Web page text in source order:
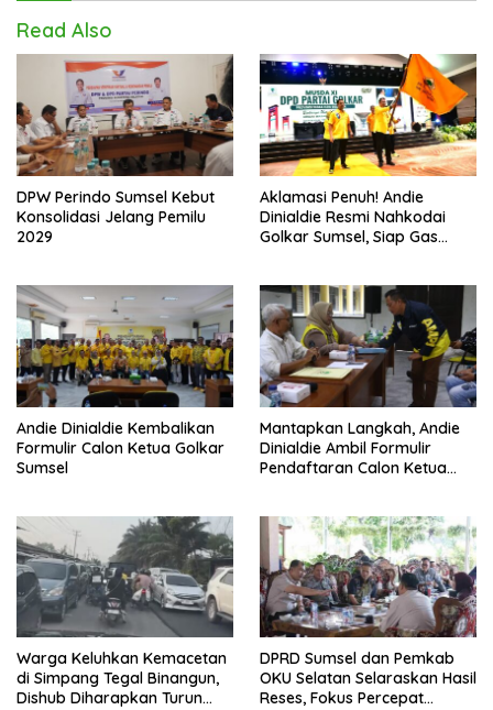
Read Also
DPW Perindo Sumsel Kebut
Konsolidasi Jelang Pemilu
2029
Aklamasi Penuh! Andie
Dinialdie Resmi Nahkodai
Golkar Sumsel, Siap Gas
Andie Dinialdie Kembalikan
Formulir Calon Ketua Golkar
Sumsel
Mantapkan Langkah, Andie
Dinialdie Ambil Formulir
Pendaftaran Calon Ketua
Warga Keluhkan Kemacetan
di Simpang Tegal Binangun,
Dishub Diharapkan Turun
DPRD Sumsel dan Pemkab
OKU Selatan Selaraskan Hasil
Reses, Fokus Percepat